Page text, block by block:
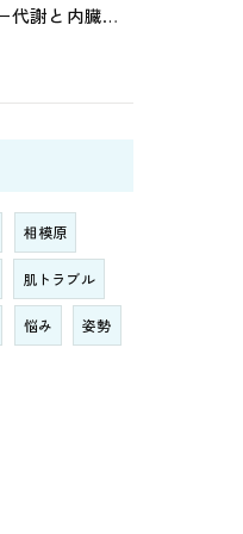
エネルギー代謝と内臓機能を改善！筋肉の活性化と骨盤調整がもたらす健康への効果とは？
相模原
肌トラブル
悩み 姿勢